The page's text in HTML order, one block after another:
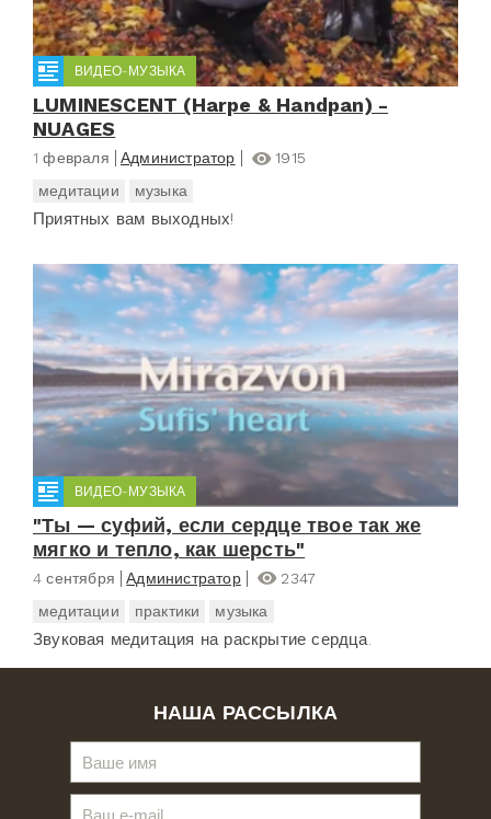
ВИДЕО-МУЗЫКА
LUMINESCENT (Harpe & Handpan) -
NUAGES
1 февраля Администратор
1915
медитации
музыка
Приятных вам выходных!
ВИДЕО-МУЗЫКА
"Ты — суфий, если сердце твое так же
мягко и тепло, как шерсть"
4 сентября Администратор
2347
медитации
практики музыка
Звуковая медитация на раскрытие сердца.
НАША РАССЫЛКА